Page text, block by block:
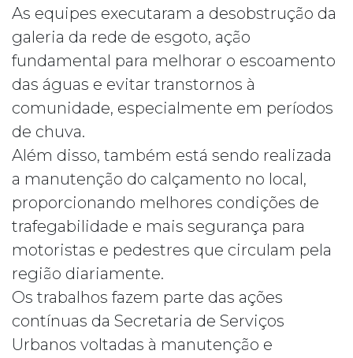
As equipes executaram a desobstrução da
galeria da rede de esgoto, ação
fundamental para melhorar o escoamento
das águas e evitar transtornos à
comunidade, especialmente em períodos
de chuva.
Além disso, também está sendo realizada
a manutenção do calçamento no local,
proporcionando melhores condições de
trafegabilidade e mais segurança para
motoristas e pedestres que circulam pela
região diariamente.
Os trabalhos fazem parte das ações
contínuas da Secretaria de Serviços
Urbanos voltadas à manutenção e